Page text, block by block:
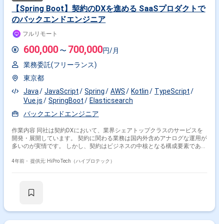
マイクロサービスで構成されているため、そのうちの一つをすべて担当者
に任せることも。 自分で考え、主体的に開発を進めることで、サービスを
作っているというやりがいを感じていただける と思います。 開発環境は
われるため、幅広い知識やスキルを身につけることができます（実際、フ
は15年以上にわたりリニューアルや拡張を繰り返し、現在はマーケティン
ービスをさらに変化、進化させ続けるのは簡単なことではありません。 だ
からこそ挑戦しがいがあるといえますし、クラウドサービスに必要な技術
や経験も身につきます。 大規模なサイトやサービスが増えていく中、こう
したSaaSサービスを進化させる経験を持った人材はひっぱりだこ。 エン
ジニアとしてどんどんレベルアップして、市場価値を高めていっていただ
ければと思います。 【この仕事で得られるもの】 ＜スキルアップ＞ ■自分
の市場価値を高めて、新しい環境にチャレンジするための土台づくりがで
できます ■これからどんどん伸びていくマーケティング業界のエンジニア
として活躍することができます ■週ごとのミーティングや社内での勉強会
があります ■セミナー費補助、書籍購入費用全額負担など、スキルアップ
ーキテクチャを設計するスキル ■大規模データを扱うためのスキル ■アジ
い知識を学んだり、新しい技術を試したりすることが好き ■仕事を最後ま
【Spring Boot】契約のDXを進める SaaSプロダクトで
のバックエンドエンジニア
フルリモート
600,000 〜 700,000円/月
業務委託(フリーランス)
東京都
Java
JavaScript Spring AWS Kotlin
TypeScript
Vue.js
SpringBoot
Elasticsearch
バックエンドエンジニア
作業内容 同社は契約DXにおいて、業界シェアトップクラスのサービスを
開発・展開しています。 契約に関わる業務は国内外含めアナログな運用が
多いのが実情です。 しかし、契約はビジネスの中核となる構成要素である
契約業務のデファクトスタンダードを作るためには解決すべき課題が多く
様な特性を持ったユーザーに利用されるシステムとして、誰にとっても使
4年前・ 提供元: HiPro Tech（ハイプロテック）